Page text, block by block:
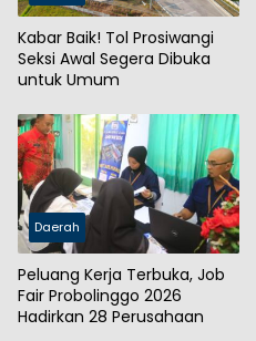
Kabar Baik! Tol Prosiwangi
Seksi Awal Segera Dibuka
untuk Umum
Daerah
Peluang Kerja Terbuka, Job
Fair Probolinggo 2026
Hadirkan 28 Perusahaan